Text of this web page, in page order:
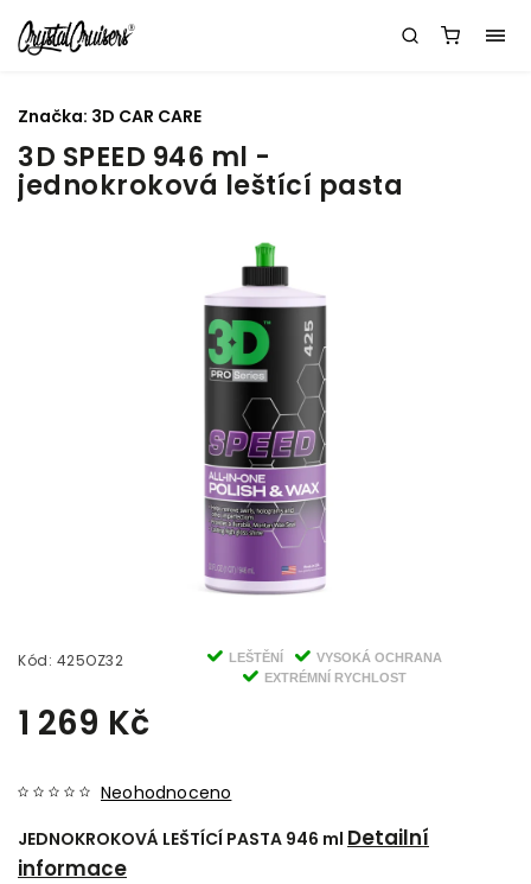
3D SPEED 946 ml -
jednokroková leštící pasta
Kód: 425OZ32 LEŠTĚNÍ
VYSOKÁ OCHRANA
EXTRÉMNÍ RYCHLOST
1 269 Kč
Neohodnoceno
JEDNOKROKOVÁ LEŠTÍCÍ PASTA 946 ml Detailní
informace
Značka: 3D CAR CARE